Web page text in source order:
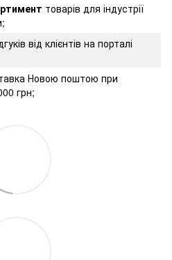
товарів для індустрії
від клієнтів на порталі
Новою поштою при
грн;